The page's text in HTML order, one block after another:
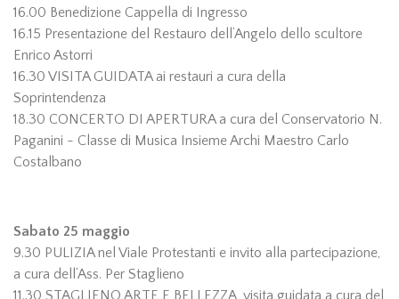
16.00 Benedizione Cappella di Ingresso
16.15 Presentazione del Restauro dell’Angelo dello scultore
Enrico Astorri
16.30 VISITA GUIDATA ai restauri a cura della
Soprintendenza
18.30 CONCERTO DI APERTURA a cura del Conservatorio N.
Paganini - Classe di Musica Insieme Archi Maestro Carlo
Costalbano
Sabato 25 maggio
9.30 PULIZIA nel Viale Protestanti e invito alla partecipazione,
a cura dell’Ass. Per Staglieno
11.30 STAGLIENO ARTE E BELLEZZA, visita guidata a cura del